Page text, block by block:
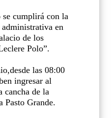
cumplirá con la
en
de los
Polo”.
las 08:00
ingresar al
cancha de la
Pasto Grande.